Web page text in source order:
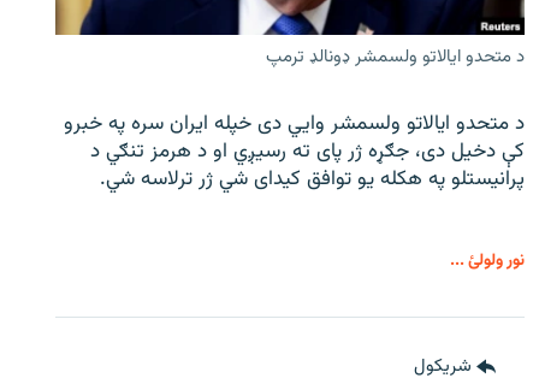
د متحدو ایالاتو ولسمشر ډونالډ ترمپ
د متحدو ایالاتو ولسمشر وايي دی خپله ایران سره په خبرو
کې دخیل دی، جګړه ژر پای ته رسیږي او د هرمز تنګي د
پرانیستلو په هکله یو توافق کیدای شي ژر ترلاسه شي.
نور ولولئ ...
شريکول